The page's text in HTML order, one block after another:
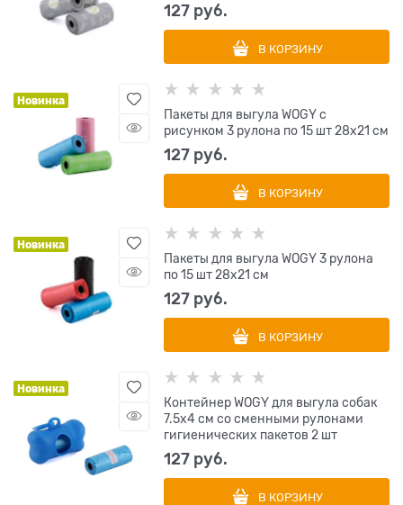
127 руб.
В КОРЗИНУ
Новинка
Пакеты для выгула WOGY с
рисунком 3 рулона по 15 шт 28х21 см
127 руб.
В КОРЗИНУ
Новинка
Пакеты для выгула WOGY 3 рулона
по 15 шт 28х21 см
127 руб.
В КОРЗИНУ
Новинка
Контейнер WOGY для выгула собак
7.5х4 см со сменными рулонами
гигиенических пакетов 2 шт
127 руб.
В КОРЗИНУ